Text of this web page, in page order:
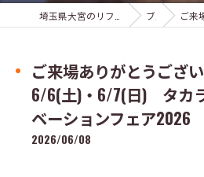
ブログ ご来場ありが
ご来場ありがとうござ
6/6(土)・6/7(日) タカ
ベーションフェア2026
2026/06/08